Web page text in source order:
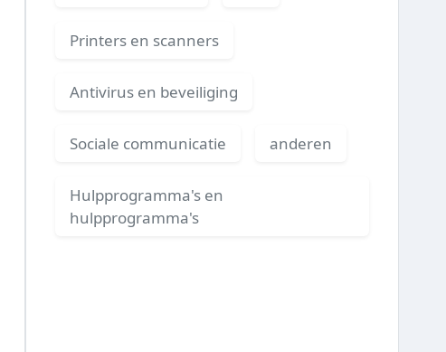
Printers en scanners
Antivirus en beveiliging
Sociale communicatie anderen
Hulpprogramma's en
hulpprogramma's